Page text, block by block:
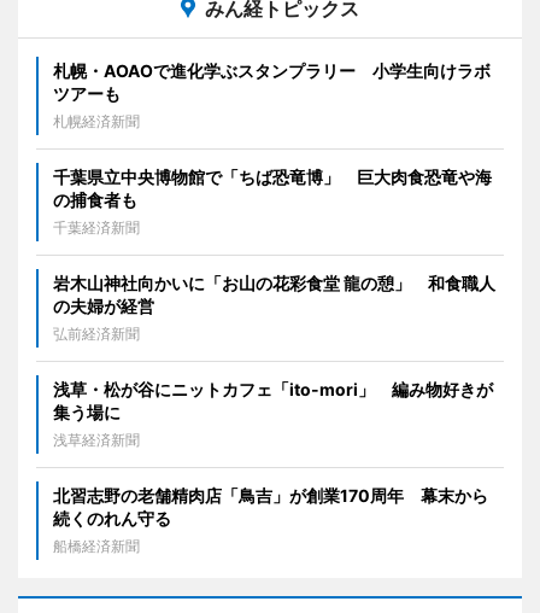
みん経トピックス
札幌・AOAOで進化学ぶスタンプラリー 小学生向けラボ
ツアーも
札幌経済新聞
千葉県立中央博物館で「ちば恐竜博」 巨大肉食恐竜や海
の捕食者も
千葉経済新聞
岩木山神社向かいに「お山の花彩食堂 龍の憩」 和食職人
の夫婦が経営
弘前経済新聞
浅草・松が谷にニットカフェ「ito-mori」 編み物好きが
集う場に
浅草経済新聞
北習志野の老舗精肉店「鳥吉」が創業170周年 幕末から
続くのれん守る
船橋経済新聞